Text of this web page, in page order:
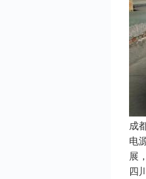
成
电
展
四